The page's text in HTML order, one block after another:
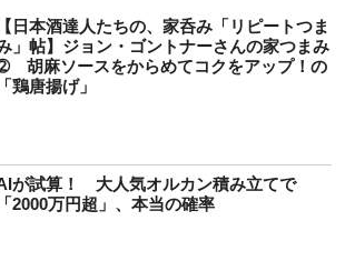
【日本酒達人たちの、家呑み「リピートつま
」帖】ジョン・ゴントナーさんの家つまみ
胡麻ソースをからめてコクをアップ！の
「鶏唐揚げ」
が試算！ 大人気オルカン積み立てで
「2000万円超」、本当の確率